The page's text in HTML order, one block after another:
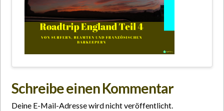
Schreibe einen Kommentar
Deine E-Mail-Adresse wird nicht veröffentlicht.